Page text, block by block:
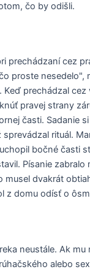
čo by odišli.
prechádzaní cez
proste nesedelo",
Keď prechádzal cez
pravej strany
časti. Sadanie
rituál.
bočné časti
Písanie zabralo
musel dvakrát
z domu odísť o
neustále. Ak mu
alebo